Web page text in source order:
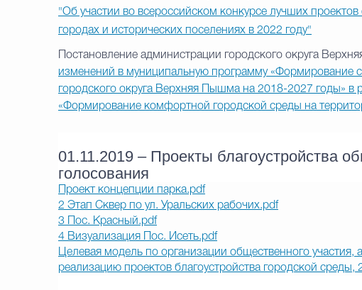
"Об участии во всероссийском конкурсе лучших
городах и исторических поселениях в 2022 году"
Постановление администрации городского округа
изменений в муниципальную программу «Формирование
городского округа Верхняя Пышма на 2018-2027 годы» в
«Формирование комфортной городской среды на
01.11.2019 – Проекты благоустройства
голосования
Проект концепции парка.pdf
2 Этап Сквер по ул. Уральских рабочих.pdf
3 Пос. Красный.pdf
4 Визуализация Пос. Исеть.pdf
Целевая модель по организации общественного
реализацию проектов благоустройства городской среды,